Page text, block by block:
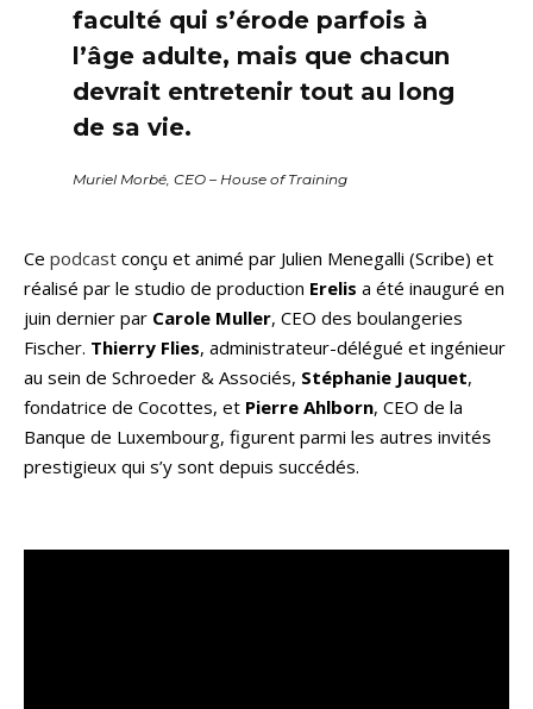
faculté qui s’érode parfois à
l’âge adulte, mais que chacun
devrait entretenir tout au long
de sa vie.
Muriel Morbé, CEO – House of Training
Ce podcast conçu et animé par Julien Menegalli (Scribe) et
réalisé par le studio de production Erelis a été inauguré en
juin dernier par Carole Muller, CEO des boulangeries
Fischer. Thierry Flies, administrateur-délégué et ingénieur
au sein de Schroeder & Associés, Stéphanie Jauquet,
fondatrice de Cocottes, et Pierre Ahlborn, CEO de la
Banque de Luxembourg, figurent parmi les autres invités
prestigieux qui s’y sont depuis succédés.